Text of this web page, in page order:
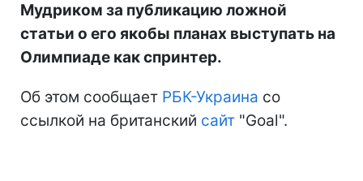
Мудриком за публикацию ложной
статьи о его якобы планах выступать на
Олимпиаде как спринтер.
Об этом сообщает РБК-Украина со
ссылкой на британский сайт "Goal".